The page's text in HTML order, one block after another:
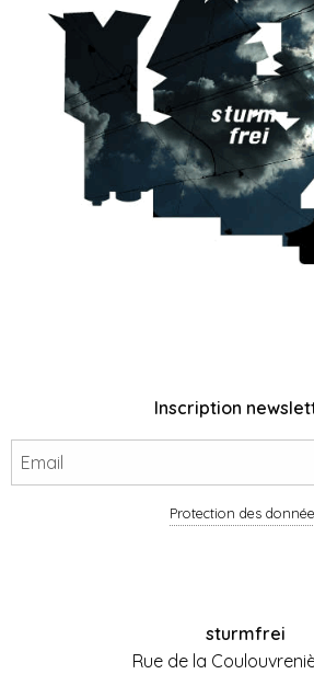
Inscription
Protection des
sturmfrei
Rue de la